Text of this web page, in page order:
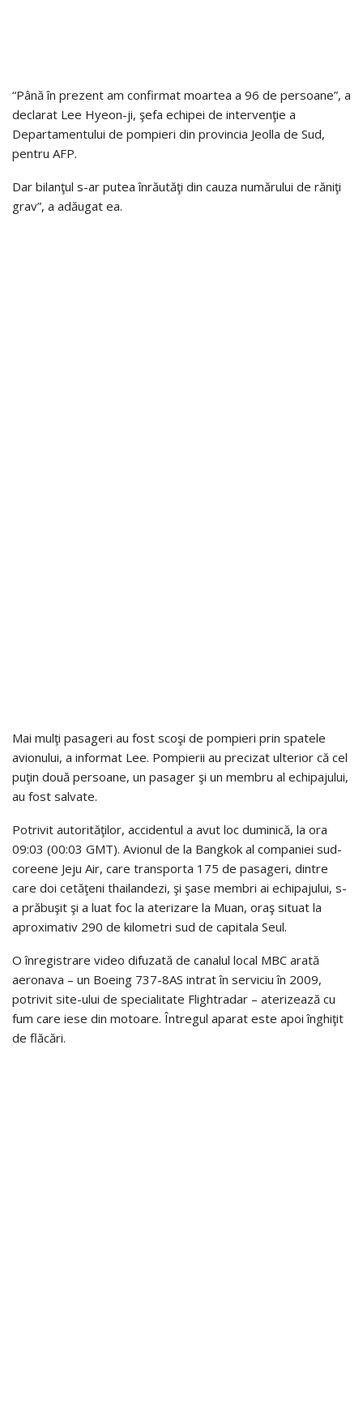
“Până în prezent am confirmat moartea a 96 de persoane”, a
declarat Lee Hyeon-ji, şefa echipei de intervenţie a
Departamentului de pompieri din provincia Jeolla de Sud,
pentru AFP.
Dar bilanţul s-ar putea înrăutăţi din cauza numărului de răniţi
grav”, a adăugat ea.
Mai mulţi pasageri au fost scoşi de pompieri prin spatele
avionului, a informat Lee. Pompierii au precizat ulterior că cel
puţin două persoane, un pasager şi un membru al echipajului,
au fost salvate.
Potrivit autorităţilor, accidentul a avut loc duminică, la ora
09:03 (00:03 GMT). Avionul de la Bangkok al companiei sud-
coreene Jeju Air, care transporta 175 de pasageri, dintre
care doi cetăţeni thailandezi, şi şase membri ai echipajului, s-
a prăbuşit şi a luat foc la aterizare la Muan, oraş situat la
aproximativ 290 de kilometri sud de capitala Seul.
O înregistrare video difuzată de canalul local MBC arată
aeronava – un Boeing 737-8AS intrat în serviciu în 2009,
potrivit site-ului de specialitate Flightradar – aterizează cu
fum care iese din motoare. Întregul aparat este apoi înghiţit
de flăcări.